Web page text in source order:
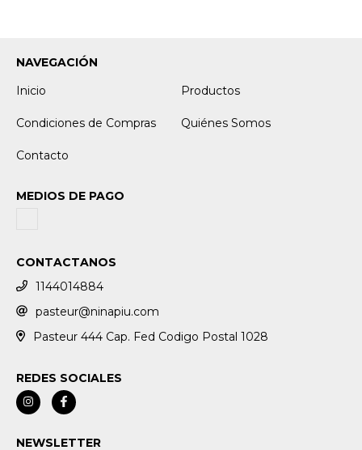
NAVEGACIÓN
Inicio
Productos
Condiciones de Compras Quiénes Somos
Contacto
MEDIOS DE PAGO
CONTACTANOS
1144014884
pasteur@ninapiu.com
Pasteur 444 Cap. Fed Codigo Postal 1028
REDES SOCIALES
NEWSLETTER